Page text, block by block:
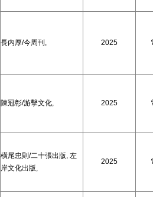
長内厚/今周刊, 2025
陳冠彰/游擊文化, 2025
橫尾忠則/二十張出版, 左
岸文化出版,
2025